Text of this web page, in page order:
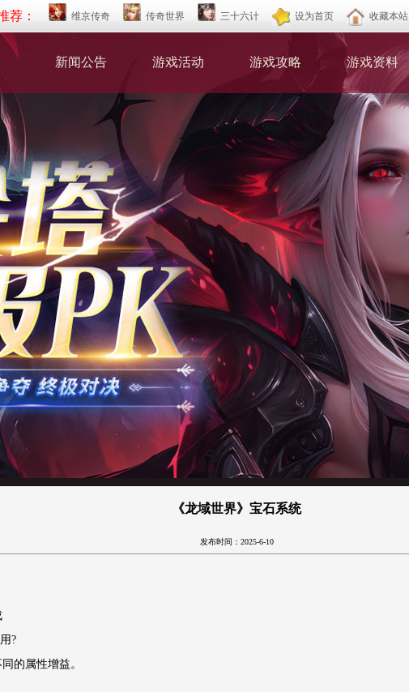
荐： 维京传奇 传奇世界 三十六计 设为首页 收藏本站
新闻公告 游戏活动 游戏攻略 游戏资料
《龙域世界》宝石系统
发布时间：2025-6-10
?
的属性增益。